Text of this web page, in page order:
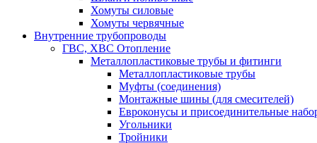
Хомуты силовые
Хомуты червячные
Внутренние трубопроводы
ГВС, ХВС Отопление
Металлопластиковые трубы и фитинги
Металлопластиковые трубы
Муфты (соединения)
Монтажные шины (для смесителей)
Евроконусы и присоединительные
Угольники
Тройники